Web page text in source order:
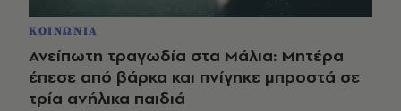
ΚΟΙΝΩΝΙΑ
Ανείπωτη τραγωδία στα Μάλια: Μητέρα
έπεσε από βάρκα και πνίγηκε μπροστά σε
τρία ανήλικα παιδιά